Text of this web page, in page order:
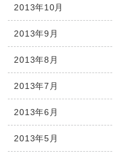
2013年10月
2013年9月
2013年8月
2013年7月
2013年6月
2013年5月